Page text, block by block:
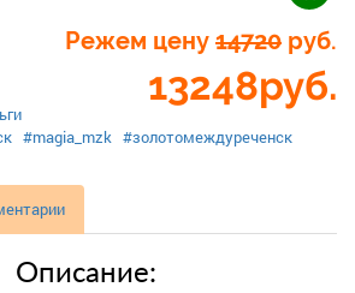
Режем цену 14720 руб.
13248руб.
#magia_mzk #золотомеждуреченск
Описание: